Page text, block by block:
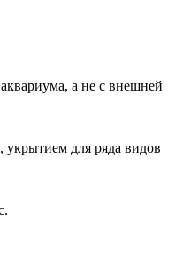
а не с внешней
для ряда видов